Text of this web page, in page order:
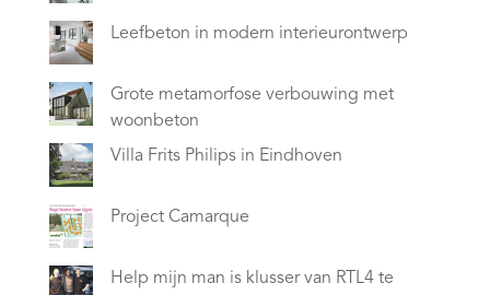
Leefbeton in modern interieurontwerp
Grote metamorfose verbouwing met
woonbeton
Villa Frits Philips in Eindhoven
Project Camarque
Help mijn man is klusser van RTL4 te